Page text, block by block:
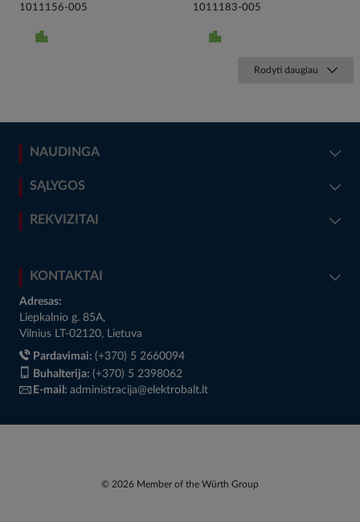
1011156-005
1011183-005
Rodyti daugiau
NAUDINGA
SĄLYGOS
REKVIZITAI
KONTAKTAI
Adresas:
Liepkalnio g. 85A,
Vilnius LT-02120, Lietuva
Pardavimai: (+370) 5 2660094
Buhalterija: (+370) 5 2398062
E-mail: administracija@elektrobalt.lt
© 2026 Member of the Würth Group